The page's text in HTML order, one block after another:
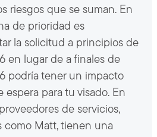
riesgos que se suman. En
de prioridad es
la solicitud a principios de
en lugar de a finales de
podría tener un impacto
espera para tu visado. En
de servicios,
como Matt, tienen una